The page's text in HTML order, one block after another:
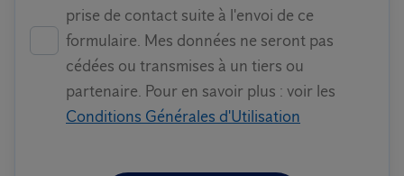
prise de contact suite à l'envoi de ce
formulaire. Mes données ne seront pas
cédées ou transmises à un tiers ou
partenaire. Pour en savoir plus : voir les
Conditions Générales d'Utilisation